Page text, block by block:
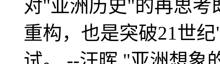
对"亚洲历史"的再思考
重构，也是突破21世